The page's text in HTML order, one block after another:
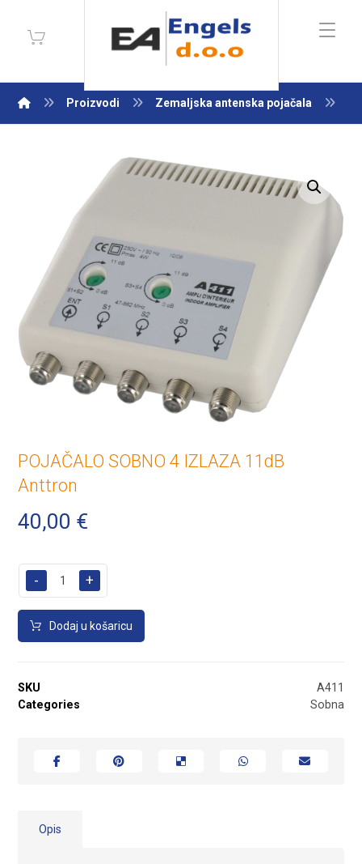
Proizvodi Zemaljska antenska pojačala
Enlarge the image
POJAČALO SOBNO 4 IZLAZA 11dB
Anttron
40,00 €
- +
Dodaj u košaricu
SKU
A411
Categories
Sobna
Opis